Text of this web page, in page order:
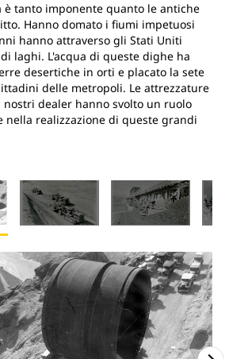
è tanto imponente quanto le antiche
Hanno domato i fiumi impetuosi
hanno attraverso gli Stati Uniti
laghi. L'acqua di queste dighe ha
desertiche in orti e placato la sete
delle metropoli. Le attrezzature
nostri dealer hanno svolto un ruolo
nella realizzazione di queste grandi